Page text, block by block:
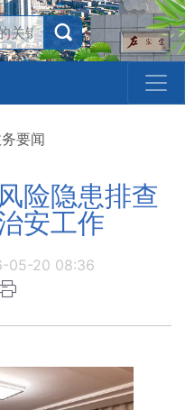
要闻
险隐患排查
安工作
05-20 08:36